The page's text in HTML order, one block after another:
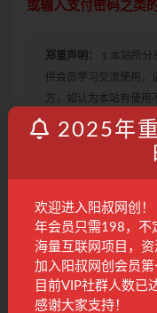
或输入支付密码之类
郑重声明：
1.本站所分
供会员学习交流使用，
方，如认为本站有使用
本站工作人员，我们
章，建议升级本站VIP
2.本站收集整理各大网
辨测试，如遇充值环节
常步骤，建议停止操作
责！
3. 有的教程如果出现无
系客服进行处理。
2025年
欢迎进入阳叔网创！
年会员只需198，不
海量互联网项目，
加入阳叔网创会员第
目前VIP社群人数已
感谢大家支持！